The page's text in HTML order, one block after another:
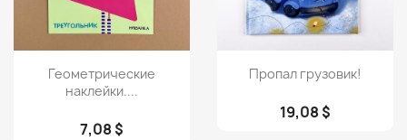
Просмотр
Геометрические
наклейки....
7,08 $
Просмотр
Пропал грузовик!
19,08 $